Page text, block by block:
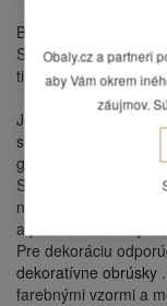
Biele obrúsky sú
Sú veľmi obľúbené v
tiež vďaka
Jednovrstvové
súčasť prestieranie,
gastronómii pri
Slúži pre
nízkej cene. Navyše
a preto sa veľmi
Pre dekoráciu
dekoratívne obrúsky
farebnými vzormi a
Obaly.cz a partneri
aby Vám okrem
záujmov.